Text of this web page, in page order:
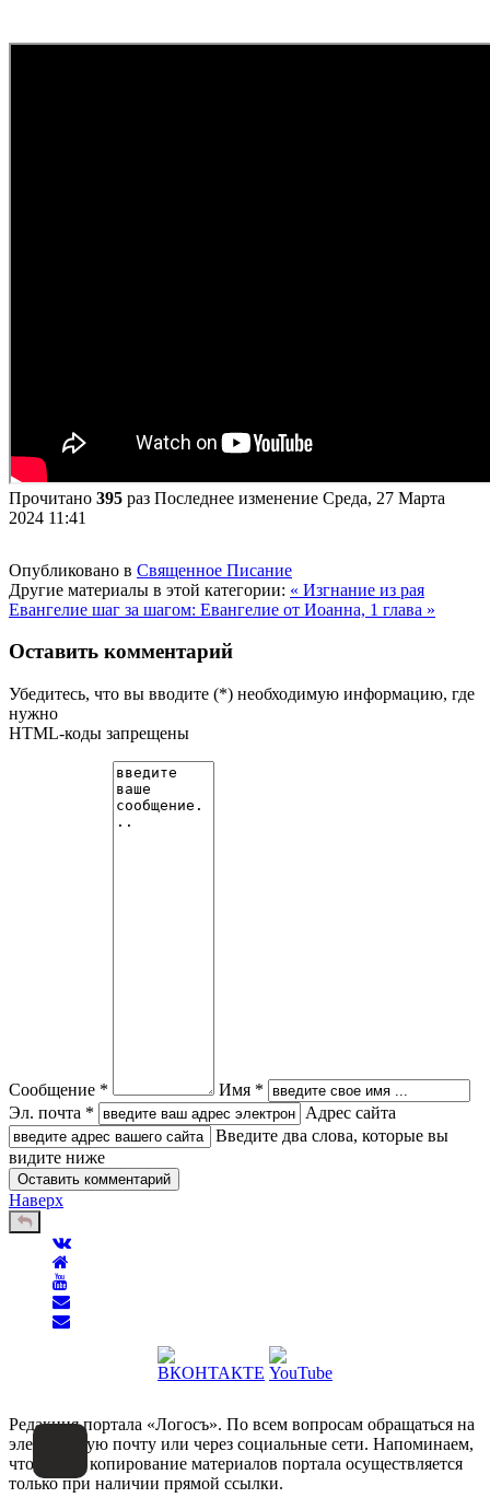
Прочитано 395 раз Последнее изменение Среда, 27 Марта
2024 11:41
Опубликовано в Священное Писание
Другие материалы в этой категории: « Изгнание из рая
Евангелие шаг за шагом: Евангелие от Иоанна, 1 глава »
Оставить комментарий
Убедитесь, что вы вводите (*) необходимую информацию, где
нужно
HTML-коды запрещены
Сообщение *
Имя *
Эл. почта *
Адрес сайта
Введите два слова, которые вы
видите ниже
Наверх
Редакция портала «Логосъ». По всем вопросам обращаться на
электронную почту или через социальные сети. Напоминаем,
что любое копирование материалов портала осуществляется
только при наличии прямой ссылки.